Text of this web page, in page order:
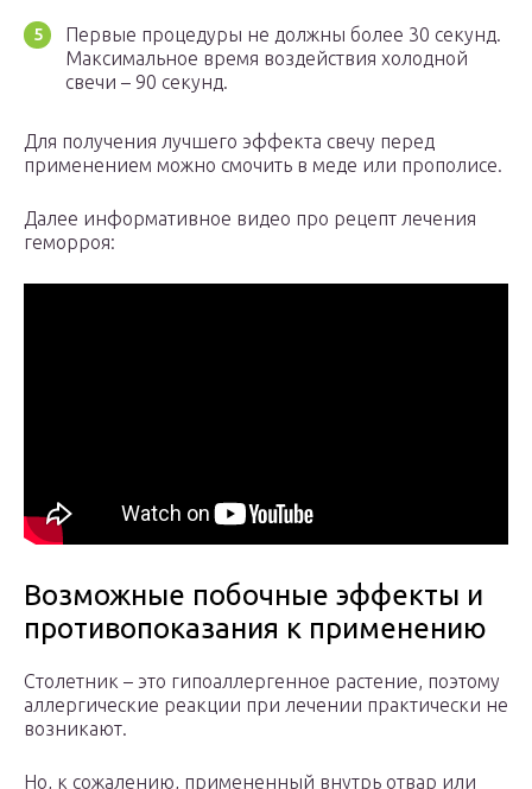
Первые процедуры не должны более 30 секунд.
Максимальное время воздействия холодной
свечи – 90 секунд.
Для получения лучшего эффекта свечу перед
применением можно смочить в меде или прополисе.
Далее информативное видео про рецепт лечения
геморроя:
Возможные побочные эффекты и
противопоказания к применению
Столетник – это гипоаллергенное растение, поэтому
аллергические реакции при лечении практически не
возникают.
Но, к сожалению, примененный внутрь отвар или